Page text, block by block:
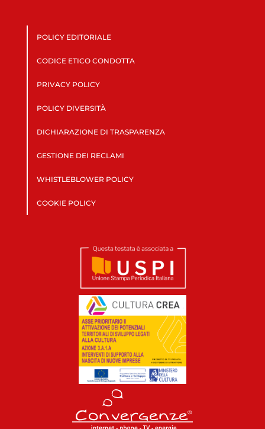
POLICY EDITORIALE
CODICE ETICO CONDOTTA
PRIVACY POLICY
POLICY DIVERSITÀ
DICHIARAZIONE DI TRASPARENZA
GESTIONE DEI RECLAMI
WHISTLEBLOWER POLICY
COOKIE POLICY